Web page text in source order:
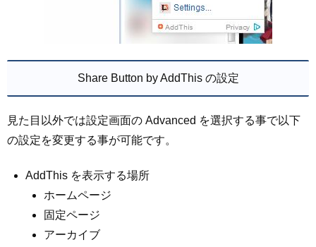
Share Button by AddThis の設定
見た目以外では設定画面の Advanced を選択する事で以下
の設定を変更する事が可能です。
AddThis を表示する場所
ホームページ
固定ページ
アーカイブ